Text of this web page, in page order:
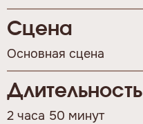
Сцена
Основная сцена
Длительность
2 часа 50 минут